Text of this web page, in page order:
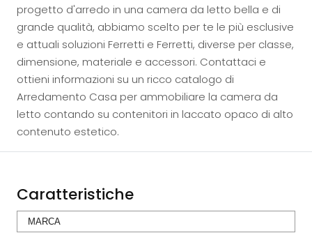
progetto d'arredo in una camera da letto bella e di
grande qualità, abbiamo scelto per te le più esclusive
e attuali soluzioni Ferretti e Ferretti, diverse per classe,
dimensione, materiale e accessori. Contattaci e
ottieni informazioni su un ricco catalogo di
Arredamento Casa per ammobiliare la camera da
letto contando su contenitori in laccato opaco di alto
contenuto estetico.
Caratteristiche
MARCA